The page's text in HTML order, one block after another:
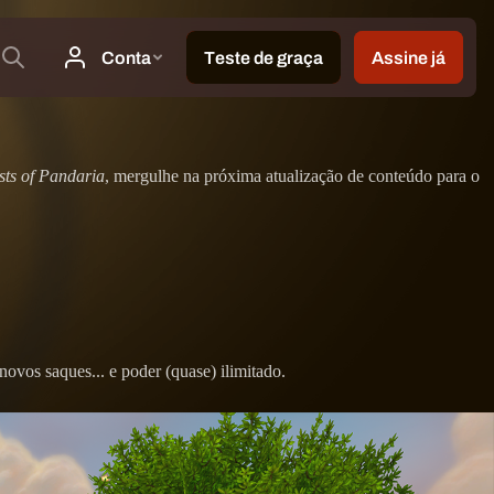
of Pandaria, mergulhe na próxima atualização de conteúdo para o
saques... e poder (quase) ilimitado.